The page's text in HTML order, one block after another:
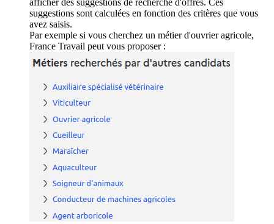
suggestions sont calculées en fonction des critères que vous
avez saisis.
Par exemple si vous cherchez un métier d'ouvrier agricole,
France Travail peut vous proposer :